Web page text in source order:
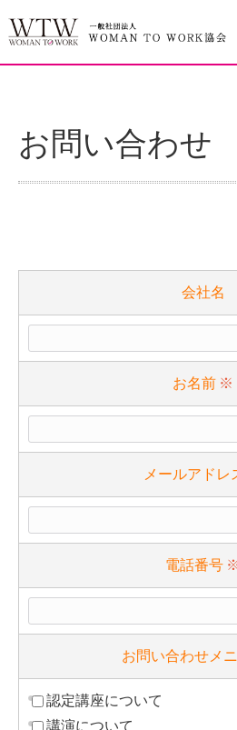
お問い合わせ
会社名
お名前 ※
メールアドレ
電話番号
お問い合わせメ
認定講座について
講演について